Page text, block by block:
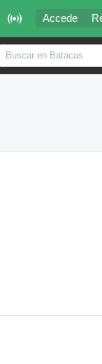
 Accede